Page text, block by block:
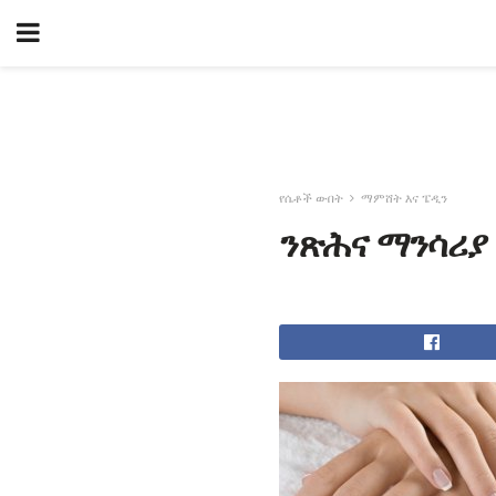
የሴቶች ውበት ማምሸት እና ፔዲን
ንጽሕና ማንሳሪያ